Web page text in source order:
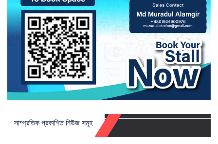
সাম্প্রতিক প্রকাশিত নিউজ সমূহ